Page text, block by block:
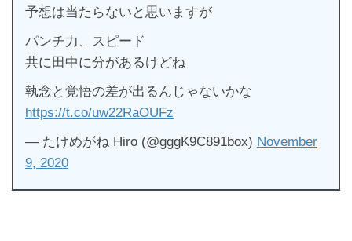
予想は当たらないと思いますが
パンチ力、スピード
共に田中に分があるけどね
執念と覚悟の差が出るんじゃないかな
https://t.co/uw22RaOUFz
— たけめがね Hiro (@gggK9C891box) November
9, 2020